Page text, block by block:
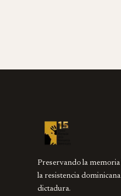
Preservando la
la resistencia
dictadura.